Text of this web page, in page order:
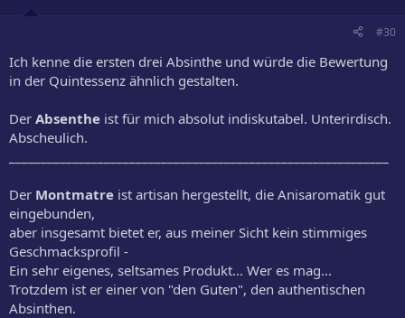
#30
Ich kenne die ersten drei Absinthe und würde die Bewertung
in der Quintessenz ähnlich gestalten.
Der Absenthe ist für mich absolut indiskutabel. Unterirdisch.
Abscheulich.
Der Montmatre ist artisan hergestellt, die Anisaromatik gut
eingebunden,
aber insgesamt bietet er, aus meiner Sicht kein stimmiges
Geschmacksprofil -
Ein sehr eigenes, seltsames Produkt... Wer es mag...
Trotzdem ist er einer von "den Guten", den authentischen
Absinthen.